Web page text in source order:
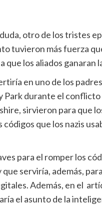
otro de los tristes
tuvieron más fuerza
que los aliados ganaran
en uno de los
durante el
sirvieron para que
que los nazis
para el romper los
que serviría, además,
Además, en el
el asunto de la